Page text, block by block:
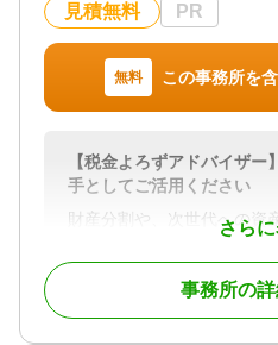
見積無料 PR
無料 この事務所を
さら
【税金よろずアドバイザ
手としてご活用ください
財産分割や、次世代への資
相続開始前にあなたの悩み
相続が開始したら、落ち着
逆効果の場合も！
事務所の